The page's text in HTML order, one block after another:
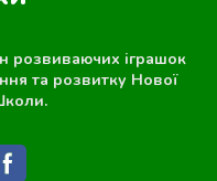
розвиваючих іграшок
та розвитку Нової